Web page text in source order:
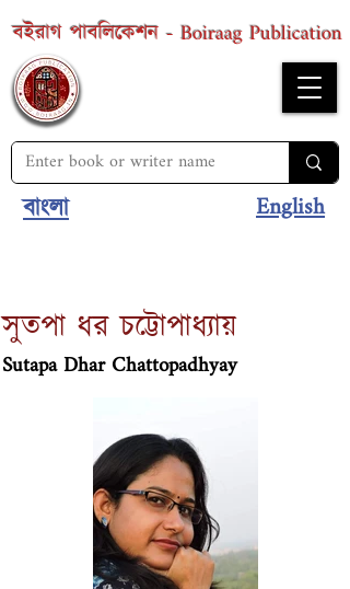
বইরাগ পাবলিকেশন - Boiraag Publication
বাংলা English
সুতপা ধর চট্টোপাধ্যায়
Sutapa Dhar Chattopadhyay